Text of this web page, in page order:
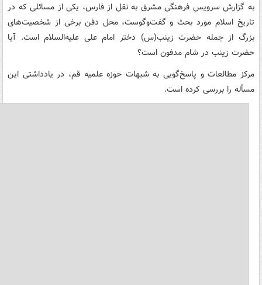
به گزارش سرویس فرهنگی مشرق به نقل از فارس، یکی از مسائلی که در
تاریخ اسلام مورد بحث و گفت‌وگوست، محل دفن برخی از شخصیت‌های
بزرگ از جمله حضرت زینب(س) دختر امام علی علیه‌السلام است. آیا
حضرت زینب در شام مدفون است؟
مرکز مطالعات و پاسخ‌گویی به شبهات حوزه علمیه قم، در یادداشتی این
مسأله را بررسی کرده است.